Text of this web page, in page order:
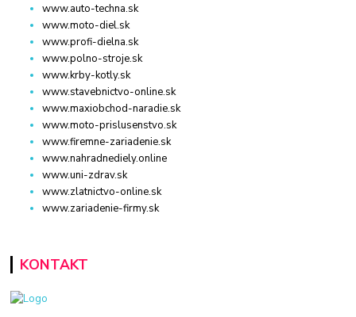
www.auto-techna.sk
www.moto-diel.sk
www.profi-dielna.sk
www.polno-stroje.sk
www.krby-kotly.sk
www.stavebnictvo-online.sk
www.maxiobchod-naradie.sk
www.moto-prislusenstvo.sk
www.firemne-zariadenie.sk
www.nahradnediely.online
www.uni-zdrav.sk
www.zlatnictvo-online.sk
www.zariadenie-firmy.sk
KONTAKT